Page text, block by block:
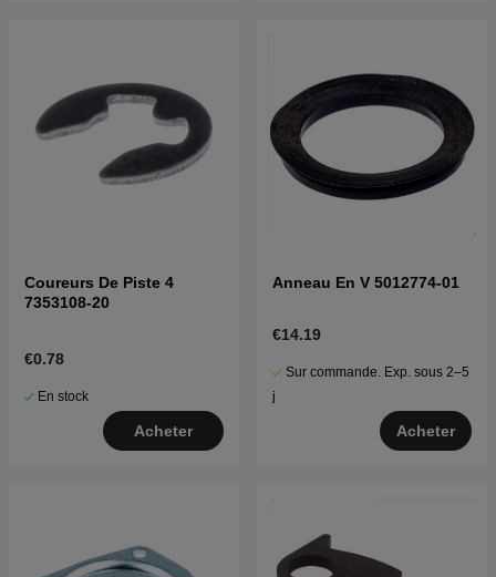
Coureurs De Piste 4
7353108-20
€0.78
En stock
Acheter
Anneau En V 5012774-01
€14.19
Sur commande. Exp. sous 2–5
j
Acheter